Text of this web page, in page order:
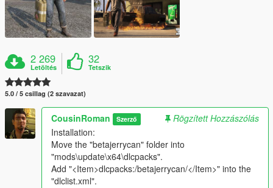
2 269
Letöltés
32
Tetszik
5.0 / 5 csillag (2 szavazat)
CousinRoman Szerző
Rögzített Hozzászólás
Installation:
Move the "betajerrycan" folder into
"mods\update\x64\dlcpacks".
Add "<Item>dlcpacks:/betajerrycan/</Item>" into the
"dlclist.xml".